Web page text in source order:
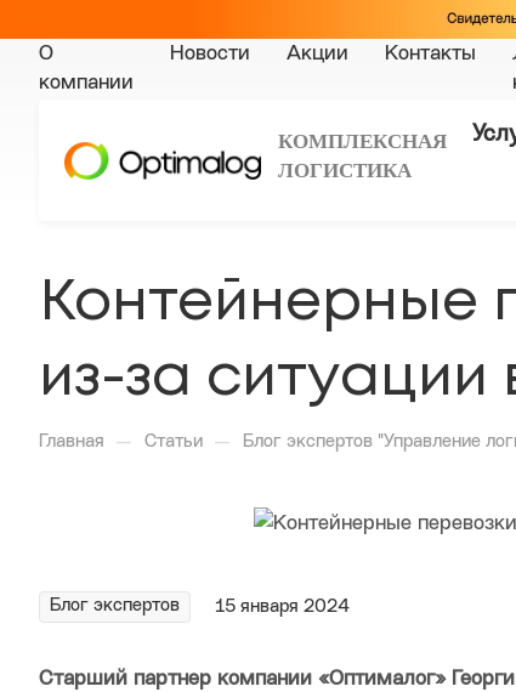
О
компании
Новости Акции Контакты
КОМПЛЕКСНАЯ
ЛОГИСТИКА
Контейнерные
из-за
Главная — Статьи — Блог экспертов "Управление
Блог экспертов 15 января 2024
Старший партнер компании «Оптималог» Георги